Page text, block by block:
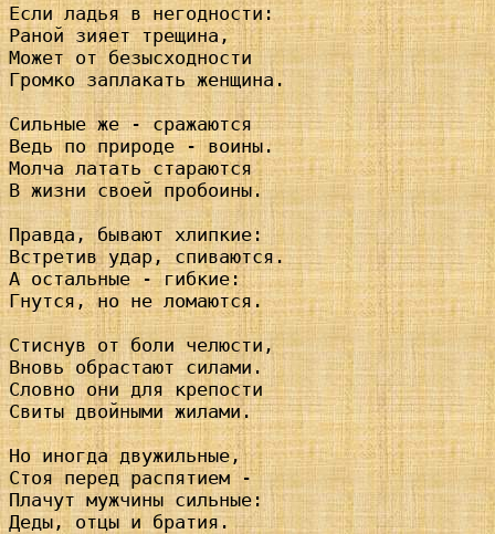
Если ладья в негодности:
Раной зияет трещина,
Может от безысходности
Громко заплакать женщина.
Сильные же - сражаются
Ведь по природе - воины.
Молча латать стараются
В жизни своей пробоины.
Правда, бывают хлипкие:
Встретив удар, спиваются.
А остальные - гибкие:
Гнутся, но не ломаются.
Стиснув от боли челюсти,
Вновь обрастают силами.
Словно они для крепости
Свиты двойными жилами.
Но иногда двужильные,
Стоя перед распятием -
Плачут мужчины сильные:
Деды, отцы и братия.